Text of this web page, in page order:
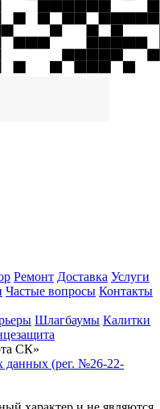
Ремонт Доставка Услуги
Частые вопросы Контакты
Шлагбаумы Калитки
СК»
данных (рег. №26-22-